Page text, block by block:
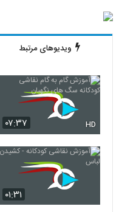
ویدیوهای مرتبط
۰۷:۳۷ HD
۰۱:۳۱